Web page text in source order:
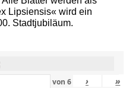
Lipsiensis« wird ein
Stadtjubiläum.
von 6 › »